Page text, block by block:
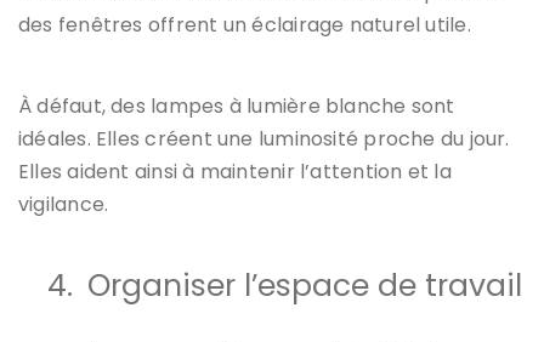
des fenêtres offrent un éclairage naturel utile.
À défaut, des lampes à lumière blanche sont
idéales. Elles créent une luminosité proche du jour.
Elles aident ainsi à maintenir l’attention et la
vigilance.
4. Organiser l’espace de travail